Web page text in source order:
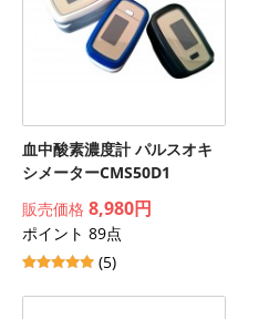
血中酸素濃度計 パルスオキ
シメーターCMS50D1
販売価格 8,980円
ポイント 89点
(5)